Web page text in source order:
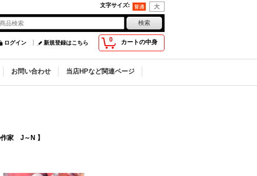
文字サイズ:
0 カートの中身
ログイン 新規登録はこちら
お問い合わせ 当店HPなど関連ページ
作家 J～N 】